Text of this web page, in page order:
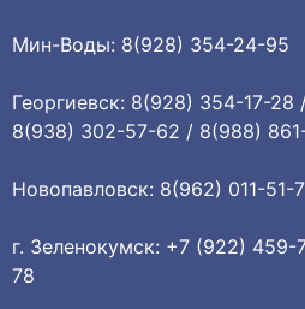
Мин-Воды: 8(928) 354-24-95
Георгиевск: 8(928) 354-17-
8(938) 302-57-62 / 8(988)
Новопавловск: 8(962) 011-51-
г. Зеленокумск: +7 (922)
78